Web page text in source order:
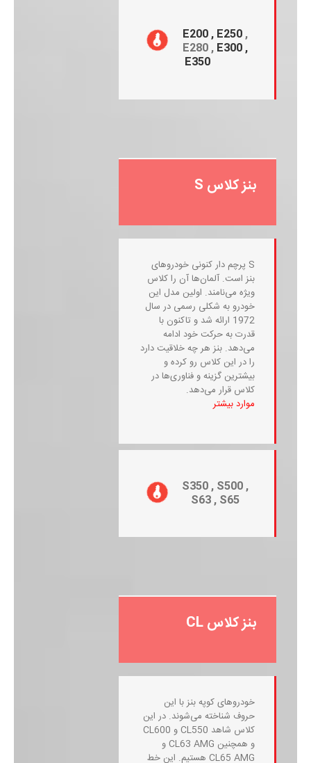
E200 , E250,
E280 , E300 ,
E350
بنز کلاس S
S پرچم ‌دار کنونی خودروهای
بنز است. آلمان‌ها آن را کلاس
ویژه می‌نامند. اولین مدل این
خودرو به شکلی رسمی در سال
1972 ارائه شد و تاکنون با
قدرت به حرکت خود ادامه
می‌دهد. بنز هر چه خلاقیت دارد
را در این کلاس رو کرده و
بیشترین گزینه‌ و فناوری‌ها در
کلاس قرار می‌دهد.
موارد بیشتر
S350 , S500 ,
S63 , S65
بنز کلاس CL
خودروهای کوپه بنز با این
حروف شناخته می‌شوند. در این
کلاس شاهد CL550 و CL600
و همچنین CL63 AMG و
CL65 AMG هستیم. این خط